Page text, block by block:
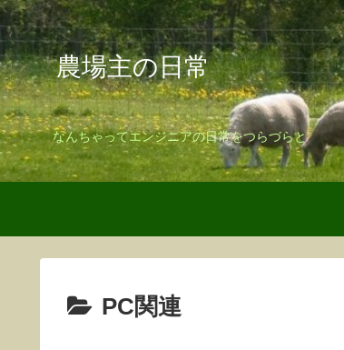
農場主の日常
なんちゃってエンジニアの日常をつらづらと
PC関連